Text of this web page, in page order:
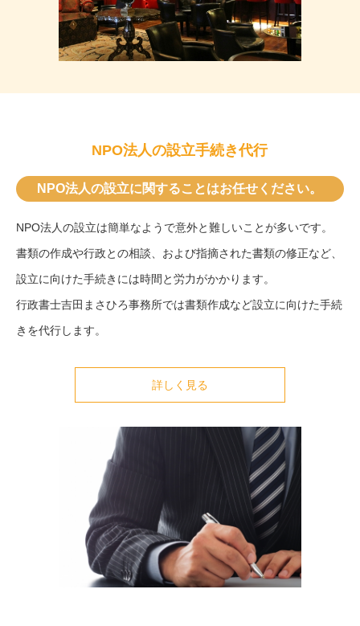
NPO法人の設立手続き代行
NPO法人の設立に関することはお任せください。
NPO法人の設立は簡単なようで意外と難しいことが多いです。
書類の作成や行政との相談、および指摘された書類の修正など、
設立に向けた手続きには時間と労力がかかります。
行政書士吉田まさひろ事務所では書類作成など設立に向けた手続
きを代行します。
詳しく見る